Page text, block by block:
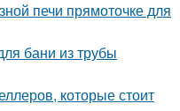
печи прямоточке для
бани из трубы
которые стоит